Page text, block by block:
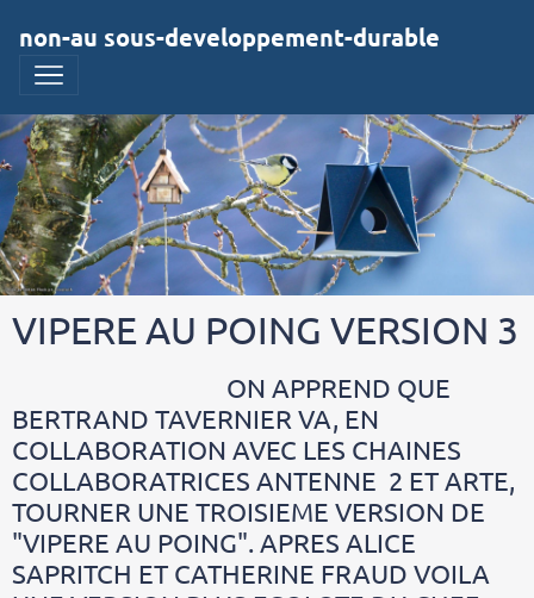
non-au sous-developpement-durable
VIPERE AU POING VERSION 3
ON APPREND QUE
BERTRAND TAVERNIER VA, EN
COLLABORATION AVEC LES CHAINES
COLLABORATRICES ANTENNE 2 ET ARTE,
TOURNER UNE TROISIEME VERSION DE
"VIPERE AU POING". APRES ALICE
SAPRITCH ET CATHERINE FRAUD VOILA